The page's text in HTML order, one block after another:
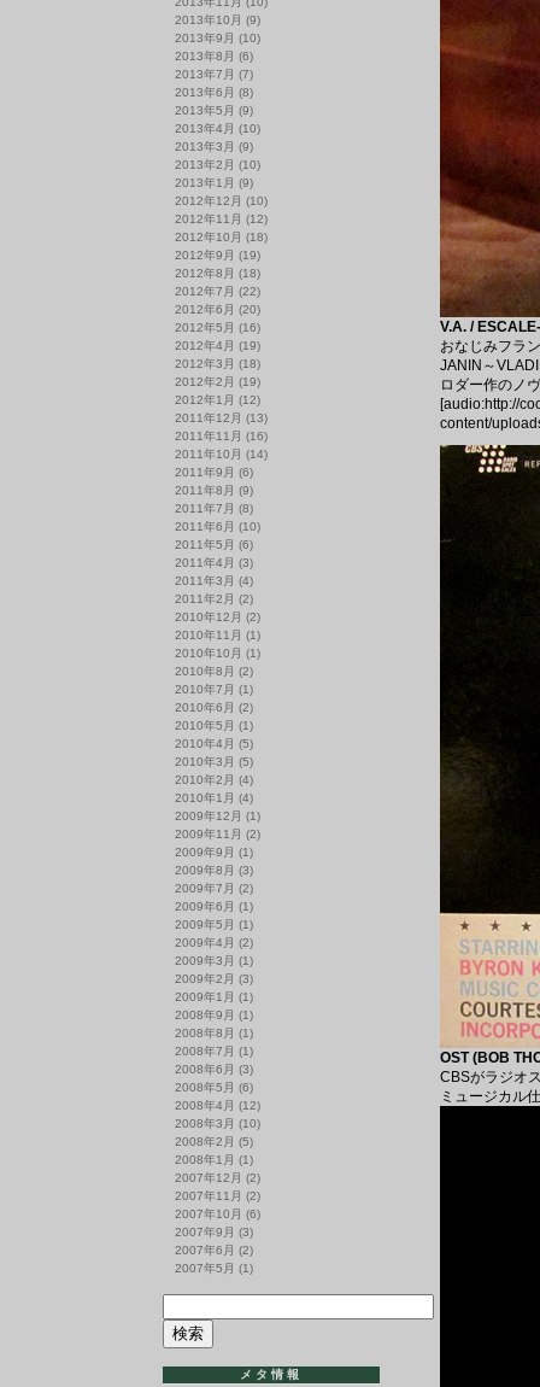
V.A. /
おなじみフラ
JANIN～
ロダー作のノ
[audio:http://
content/
OST (BOB
CBSがラジオ
ミュージカル
2013年10月 (9)
2013年9月 (10)
2013年8月 (6)
2013年7月 (7)
2013年6月 (8)
2013年5月 (9)
2013年4月 (10)
2013年3月 (9)
2013年2月 (10)
2013年1月 (9)
2012年12月 (10)
2012年11月 (12)
2012年10月 (18)
2012年9月 (19)
2012年8月 (18)
2012年7月 (22)
2012年6月 (20)
2012年5月 (16)
2012年4月 (19)
2012年3月 (18)
2012年2月 (19)
2012年1月 (12)
2011年12月 (13)
2011年11月 (16)
2011年10月 (14)
2011年9月 (6)
2011年8月 (9)
2011年7月 (8)
2011年6月 (10)
2011年5月 (6)
2011年4月 (3)
2011年3月 (4)
2011年2月 (2)
2010年12月 (2)
2010年11月 (1)
2010年10月 (1)
2010年8月 (2)
2010年7月 (1)
2010年6月 (2)
2010年5月 (1)
2010年4月 (5)
2010年3月 (5)
2010年2月 (4)
2010年1月 (4)
2009年12月 (1)
2009年11月 (2)
2009年9月 (1)
2009年8月 (3)
2009年7月 (2)
2009年6月 (1)
2009年5月 (1)
2009年4月 (2)
2009年3月 (1)
2009年2月 (3)
2009年1月 (1)
2008年9月 (1)
2008年8月 (1)
2008年7月 (1)
2008年6月 (3)
2008年5月 (6)
2008年4月 (12)
2008年3月 (10)
2008年2月 (5)
2008年1月 (1)
2007年12月 (2)
2007年11月 (2)
2007年10月 (6)
2007年9月 (3)
2007年6月 (2)
2007年5月 (1)
メタ情報